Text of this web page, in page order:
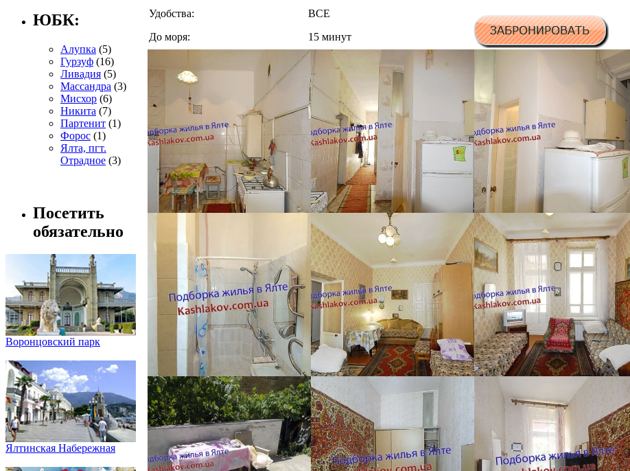
ЮБК:
Алупка (5)
Гурзуф (16)
Ливадия (5)
Массандра (3)
Мисхор (6)
Никита (7)
Партенит (1)
Форос (1)
Ялта, пгт.
Отрадное (3)
Посетить
обязательно
Воронцовский парк
Ялтинская Набережная
Удобства:
ВСЕ
До моря:
15 минут